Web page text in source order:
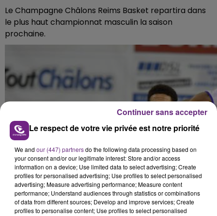
Le Champagne Châlons Reims Basket repartira dans
le plus haut championnat masculin la saison
prochaine.
Le respect de votre vie privée est notre priorité
We and our (447) partnersdo the following data processing based on
your consent and/or our legitimate interest: Store and/or access
information on a device; Use limited data to select advertising; Create
profiles for personalised advertising; Use profiles to select personalised
advertising; Measure advertising performance; Measure content
performance; Understand audiences through statistics or combinations
of data from different sources; Develop and improve services; Create
profiles to personalise content; Use profiles to select personalised
Continuer sans accepter